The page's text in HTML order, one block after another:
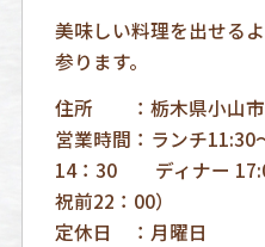
美味しい料理を出せる
参ります。
住所 ：栃木県小山市
営業時間：ランチ11:30
14：30 ディナー
祝前22：00）
定休日 ：月曜日